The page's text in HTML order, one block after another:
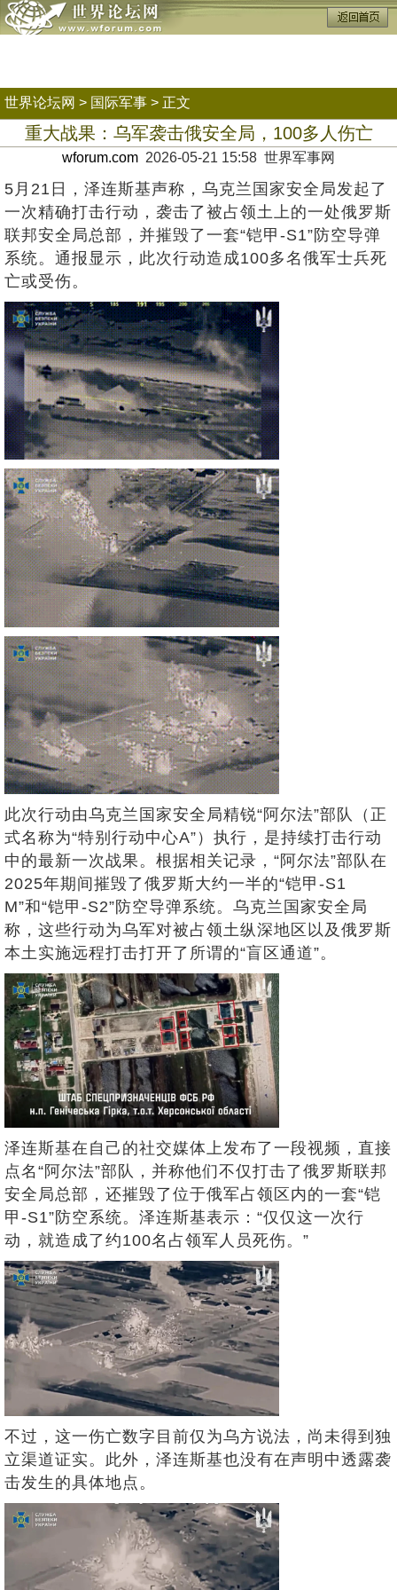
世界论坛网 > 国际军事 > 正文
重大战果：乌军袭击俄安全局，100多人伤亡
wforum.com 2026-05-21 15:58 世界军事网
5月21日，泽连斯基声称，乌克兰国家安全局发起了
一次精确打击行动，袭击了被占领土上的一处俄罗斯
联邦安全局总部，并摧毁了一套“铠甲-S1”防空导弹
系统。通报显示，此次行动造成100多名俄军士兵死
亡或受伤。
此次行动由乌克兰国家安全局精锐“阿尔法”部队（正
式名称为“特别行动中心A”）执行，是持续打击行动
中的最新一次战果。根据相关记录，“阿尔法”部队在
2025年期间摧毁了俄罗斯大约一半的“铠甲-S1
M”和“铠甲-S2”防空导弹系统。乌克兰国家安全局
称，这些行动为乌军对被占领土纵深地区以及俄罗斯
本土实施远程打击打开了所谓的“盲区通道”。
泽连斯基在自己的社交媒体上发布了一段视频，直接
点名“阿尔法”部队，并称他们不仅打击了俄罗斯联邦
安全局总部，还摧毁了位于俄军占领区内的一套“铠
甲-S1”防空系统。泽连斯基表示：“仅仅这一次行
动，就造成了约100名占领军人员死伤。”
不过，这一伤亡数字目前仅为乌方说法，尚未得到独
立渠道证实。此外，泽连斯基也没有在声明中透露袭
击发生的具体地点。